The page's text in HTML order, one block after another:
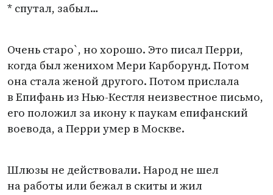
* спутал, забыл…
Очень старо`, но хорошо. Это писал Перри,
когда был женихом Мери Карборунд. Потом
она стала женой другого. Потом прислала
в Епифань из Нью-Кестля неизвестное письмо,
его положил за икону к паукам епифанский
воевода, а Перри умер в Москве.
Шлюзы не действовали. Народ не шел
на работы или бежал в скиты и жил